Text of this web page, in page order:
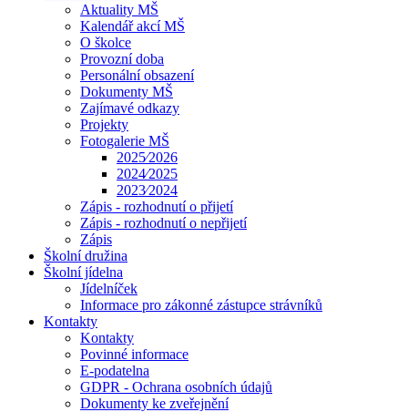
Aktuality MŠ
Kalendář akcí MŠ
O školce
Provozní doba
Personální obsazení
Dokumenty MŠ
Zajímavé odkazy
Projekty
Fotogalerie MŠ
2025⁄2026
2024⁄2025
2023⁄2024
Zápis - rozhodnutí o přijetí
Zápis - rozhodnutí o nepřijetí
Zápis
Školní družina
Školní jídelna
Jídelníček
Informace pro zákonné zástupce strávníků
Kontakty
Kontakty
Povinné informace
E-podatelna
GDPR - Ochrana osobních údajů
Dokumenty ke zveřejnění